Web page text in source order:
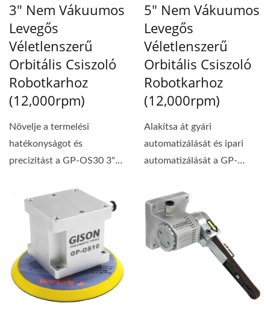
3" Nem Vákuumos
Levegős
Véletlenszerű
Orbitális Csiszoló
Robotkarhoz
(12,000rpm)
Növelje a termelési
hatékonyságot és
precizitást a GP-OS30 3"
Rámpás...
5" Nem Vákuumos
Levegős
Véletlenszerű
Orbitális Csiszoló
Robotkarhoz
(12,000rpm)
Alakítsa át gyári
automatizálását és ipari
automatizálását a GP-